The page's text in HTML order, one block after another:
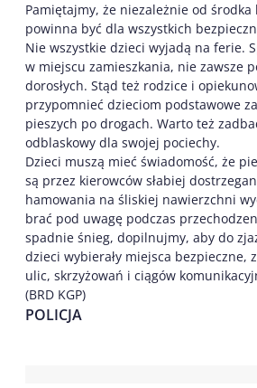
Pamiętajmy, że niezależnie od
powinna być dla wszystkich
Nie wszystkie dzieci wyjadą na ferie.
w miejscu zamieszkania, nie zawsze
dorosłych. Stąd też rodzice i
przypomnieć dzieciom podstawowe
pieszych po drogach. Warto też
odblaskowy dla swojej pociechy.
Dzieci muszą mieć świadomość, że
są przez kierowców słabiej
hamowania na śliskiej nawierzchni
brać pod uwagę podczas
spadnie śnieg, dopilnujmy, aby do
dzieci wybierały miejsca bezpieczne,
ulic, skrzyżowań i ciągów
(BRD KGP)
POLICJA